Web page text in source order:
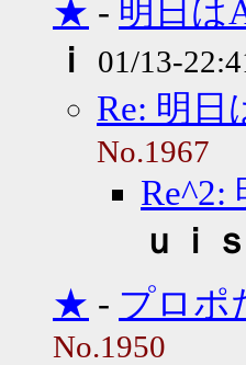
★ - 明日は
ｉ
01/13-
Re: 明
No.1967
Re^2:
ｕｉ
★ - プロポ
No.1950